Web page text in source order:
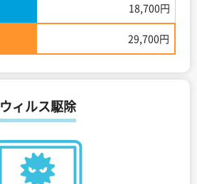
18,700円
29,700円
ウィルス駆除